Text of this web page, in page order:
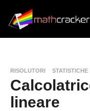
RISOLUTORI STATISTICHE
lineare